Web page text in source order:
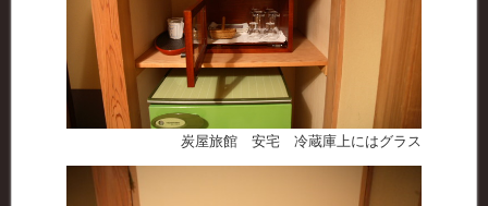
炭屋旅館 安宅 冷蔵庫上にはグラス